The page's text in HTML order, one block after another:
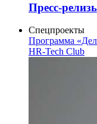
Пресс-
Спецпроекты
Программа
HR-Tech Club